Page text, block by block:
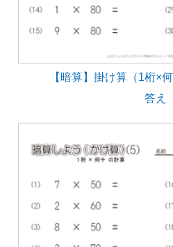
【暗算】掛け算（1桁×
答え